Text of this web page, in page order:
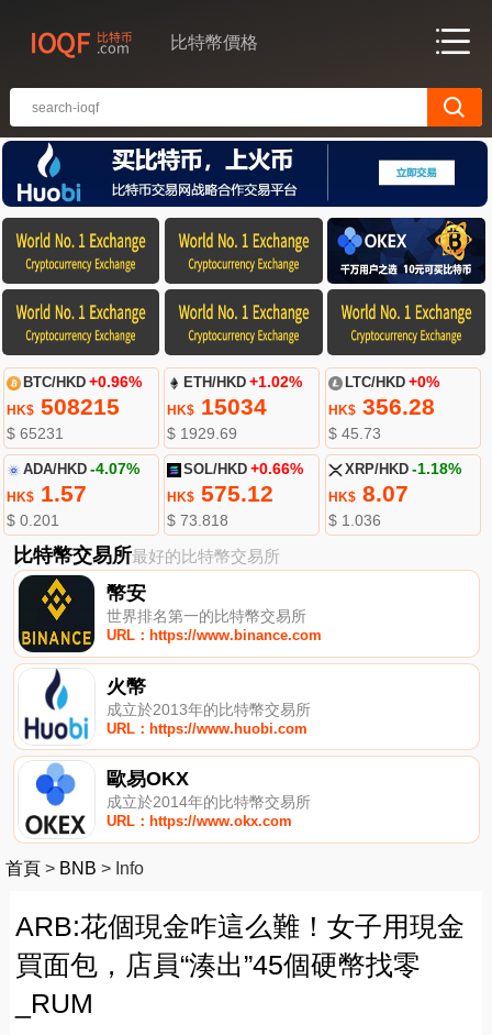
比特幣價格
BTC/HKD +0.96%
HK$508215
$ 65231
ETH/HKD +1.02%
HK$ 15034
$ 1929.69
LTC/HKD +0%
HK$356.28
$ 45.73
ADA/HKD -4.07%
HK$1.57
$ 0.201
SOL/HKD +0.66%
HK$ 575.12
$ 73.818
XRP/HKD -1.18%
HK$8.07
$ 1.036
比特幣交易所最好的比特幣交易所
幣安
世界排名第一的比特幣交易所
URL：https://www.binance.com
火幣
成立於2013年的比特幣交易所
URL：https://www.huobi.com
歐易OKX
成立於2014年的比特幣交易所
URL：https://www.okx.com
首頁 > BNB > Info
ARB:花個現金咋這么難！女子用現金
買面包，店員“湊出”45個硬幣找零
_RUM